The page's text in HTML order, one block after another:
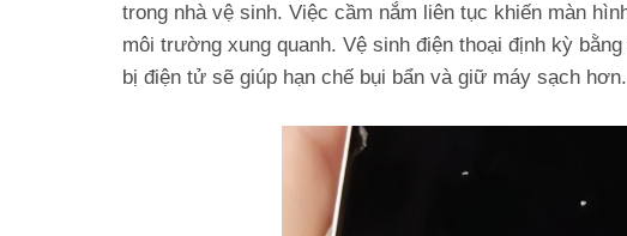
trong nhà vệ sinh. Việc cầm nắm liên tục khiến màn
môi trường xung quanh. Vệ sinh điện thoại định kỳ
bị điện tử sẽ giúp hạn chế bụi bẩn và giữ máy sạch hơn.